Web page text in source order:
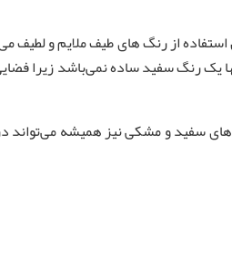
از رنگ های طیف ملایم و لطیف
یک رنگ سفید ساده نمی‌باشد زیرا
های سفید و مشکی نیز همیشه می‌تواند